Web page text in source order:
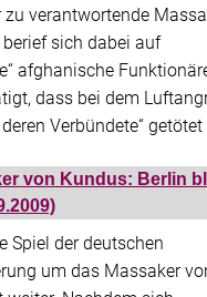
zu verantwortende
sich dabei auf
afghanische
dass bei dem
Verbündete“
von Kundus: Berlin
Spiel der deutschen
um das Massaker